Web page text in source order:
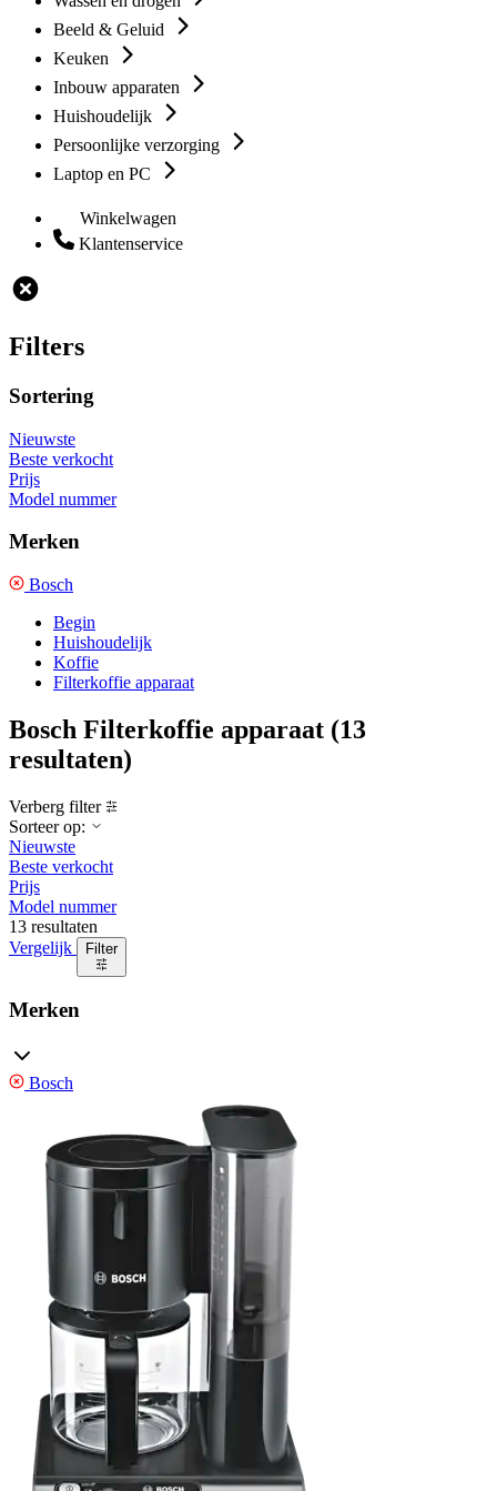
Beeld & Geluid
Keuken
Inbouw apparaten
Huishoudelijk
Persoonlijke verzorging
Laptop en PC
Winkelwagen
Klantenservice
Filters
Sortering
Nieuwste
Beste verkocht
Prijs
Model nummer
Merken
Bosch
Begin
Huishoudelijk
Koffie
Filterkoffie apparaat
Bosch Filterkoffie apparaat (13
resultaten)
Verberg filter
Sorteer op:
Nieuwste
Beste verkocht
Prijs
Model nummer
13 resultaten
Vergelijk
Filter
Merken
Bosch